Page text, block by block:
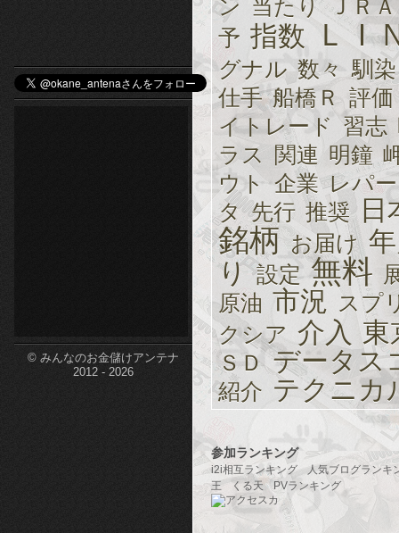
ン
カ
ジ
ノ
etc-
© みんなのお金儲けアンテナ
2012 - 2026
ン 当たり ＪＲＡ
予 指数 ＬＩ
グナル 数々 馴染
仕手 船橋Ｒ
評価
イトレード 習志
ラス
関連 明鐘
ウト 企業 レパ
タ 先行 推奨 日
銘柄 お届け
り 設定 無料
原油 市況 スプ
クシア 介入 東
ＳＤ データス
紹介 テクニカ
参加ランキング
i2i相互ランキング
人気ブログランキ
王
くる天 PVランキング